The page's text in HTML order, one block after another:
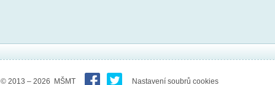
© 2013 – 2026 MŠMT Nastavení soubrů cookies